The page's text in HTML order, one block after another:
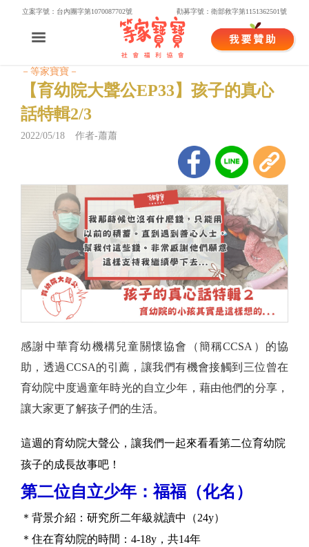
立案字號：台內團字第1070087702號 勸募字號：衛部救字第1151362501號
－等家寶寶－
【育幼院大聲公EP33】孩子的真心
話特輯2/3
2022/05/18 作者-蕭蕭
感謝中華育幼機構兒童關懷協會（簡稱CCSA）的協
助，透過CCSA的引薦，讓我們有機會接觸到三位曾在
育幼院中度過童年時光的自立少年，藉由他們的分享，
讓大家更了解孩子們的生活。
這週的育幼院大聲公，讓我們一起來看看第二位育幼院
孩子的成長故事吧！
第二位自立少年：福福（化名）
＊背景介紹：研究所二年級就讀中（24y）
＊住在育幼院的時間：4-18y，共14年